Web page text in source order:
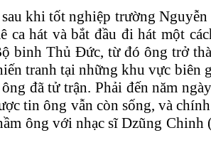
khi tốt nghiệp trường
hát và bắt đầu đi hát một
binh Thủ Ðức, từ đó ông trở
tranh tại những khu vực
đã tử trận. Phải đến năm
tin ông vẫn còn sống, và
ông với nhạc sĩ Dzũng